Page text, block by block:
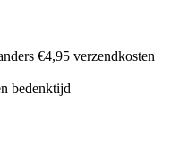
€4,95 verzendkosten
bedenktijd